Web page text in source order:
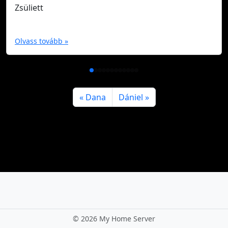
Zsüliett
Olvass tovább »
Dana Dániel
© 2026 My Home Server